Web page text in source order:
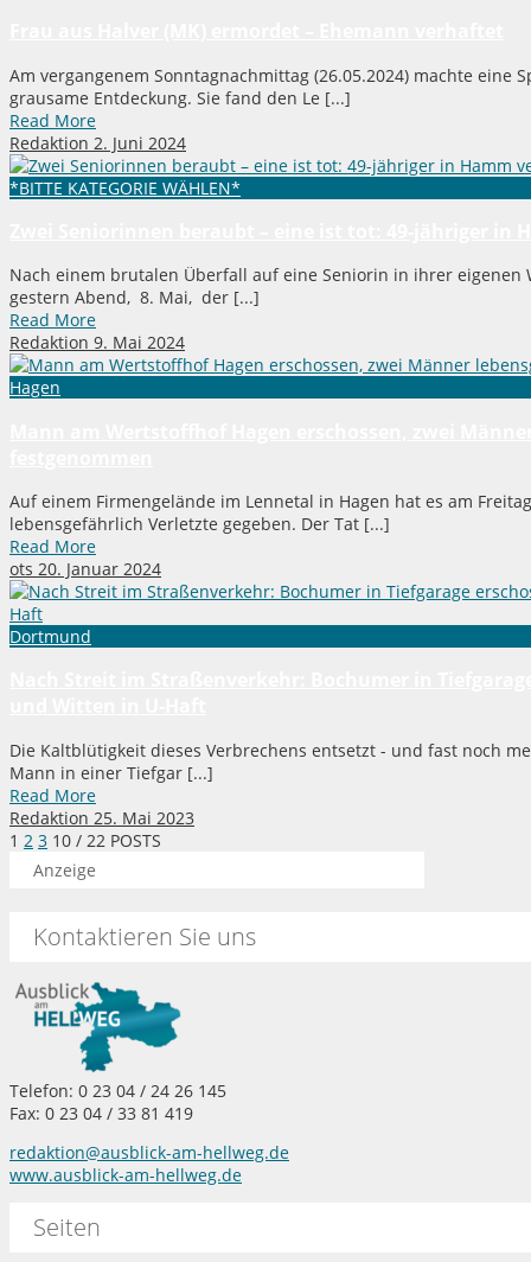
Am vergangenem Sonntagnachmittag (26.05.2024) machte eine
grausame Entdeckung. Sie fand den Le [...]
Read More
Redaktion 2. Juni 2024
*BITTE KATEGORIE WÄHLEN*
Nach einem brutalen Überfall auf eine Seniorin in ihrer
gestern Abend, 8. Mai, der [...]
Read More
Redaktion 9. Mai 2024
Hagen
Auf einem Firmengelände im Lennetal in Hagen hat es am
lebensgefährlich Verletzte gegeben. Der Tat [...]
Read More
ots 20. Januar 2024
Dortmund
Die Kaltblütigkeit dieses Verbrechens entsetzt - und fast noch
Mann in einer Tiefgar [...]
Read More
Redaktion 25. Mai 2023
1 2 3 10 / 22 POSTS
Anzeige
Kontaktieren Sie uns
Telefon: 0 23 04 / 24 26 145
Fax: 0 23 04 / 33 81 419
redaktion@ausblick-am-hellweg.de
www.ausblick-am-hellweg.de
Seiten